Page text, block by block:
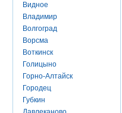
Видное
Владимир
Волгоград
Ворсма
Воткинск
Голицыно
Горно-Алтайск
Городец
Губкин